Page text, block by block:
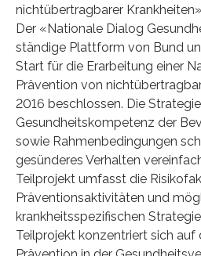
nichtübertragbarer Krankheiten»
Der «Nationale Dialog
ständige Plattform von Bund
Start für die Erarbeitung einer
Prävention von
2016 beschlossen. Die
Gesundheitskompetenz der
sowie Rahmenbedingungen
gesünderes Verhalten
Teilprojekt umfasst die
Präventionsaktivitäten und
krankheitsspezifischen
Teilprojekt konzentriert sich auf